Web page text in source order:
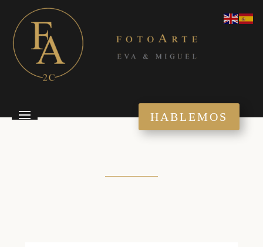
HABLEMOS